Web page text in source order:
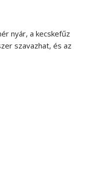
nyár, a kecskefűz
szavazhat, és az